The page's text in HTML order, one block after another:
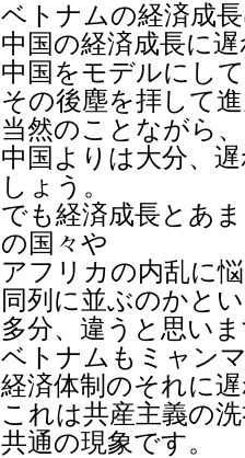
ベトナムの経済成
中国の経済成長に
中国をモデルにして
その後塵を拝して
当然のことながら、
中国よりは大分、
しょう。
でも経済成長とあ
の国々や
アフリカの内乱に
同列に並ぶのかと
多分、違うと思い
ベトナムもミャン
経済体制のそれに
これは共産主義の
共通の現象です。